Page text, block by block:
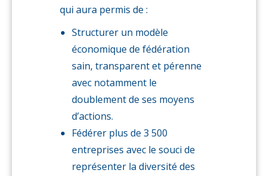
qui aura permis de :
Structurer un modèle
économique de fédération
sain, transparent et pérenne
avec notamment le
doublement de ses moyens
d’actions.
Fédérer plus de 3 500
entreprises avec le souci de
représenter la diversité des